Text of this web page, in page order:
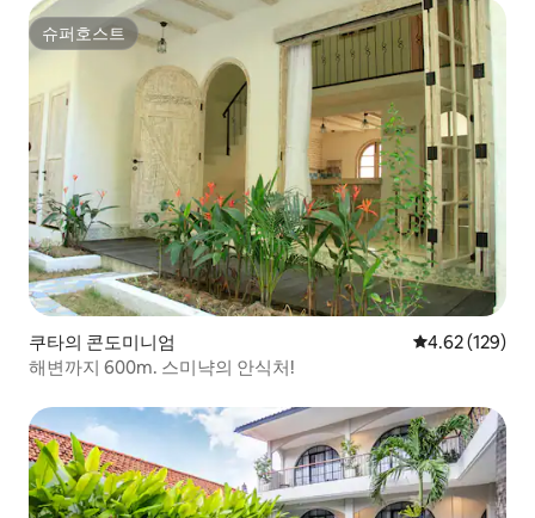
슈퍼호스트
슈퍼호스트
쿠타의 콘도미니엄 평점 4.62점(5
4.62 (129)
해변까지 600m. 스미냑의 안식처!